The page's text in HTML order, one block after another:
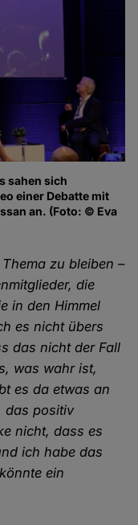
sahen sich
einer Debatte mit
an. (Foto: © Eva
zu bleiben –
die
in den Himmel
es nicht übers
das nicht der Fall
was wahr ist,
es da etwas an
das positiv
nicht, dass es
ich habe das
ein